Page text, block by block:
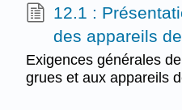
12.1 :
des appareils
Exigences générales
grues et aux appareils